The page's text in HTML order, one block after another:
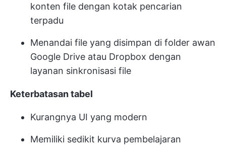
konten file dengan kotak pencarian
terpadu
Menandai file yang disimpan di folder awan
Google Drive atau Dropbox dengan
layanan sinkronisasi file
Keterbatasan tabel
Kurangnya UI yang modern
Memiliki sedikit kurva pembelajaran